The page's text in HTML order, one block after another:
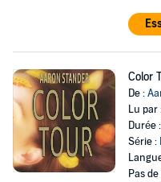
Color
De :
Lu par
Durée
Série :
Pas